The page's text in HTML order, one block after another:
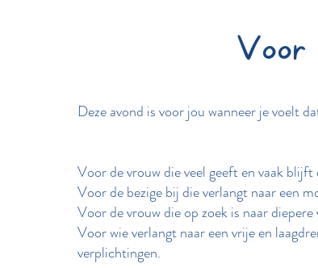
Voor
Deze avond is voor jou wanneer je voelt
Voor de vrouw die veel geeft en vaak blijft
Voor de bezige bij die verlangt naar een
Voor de vrouw die op zoek is naar
Voor wie verlangt naar een vrije en
verplichtingen.